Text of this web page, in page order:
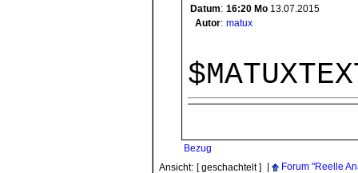
Datum: 16:20 Mo 13.07.2015
Autor: matux
Bezug
Ansicht: [ geschachtelt ] Forum "Reelle